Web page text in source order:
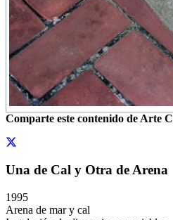
Comparte este contenido de Arte
Una de Cal y Otra de Arena
1995
Arena de mar y cal